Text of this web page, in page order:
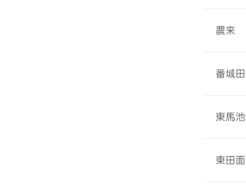
農来
番城田
東馬池
東田面